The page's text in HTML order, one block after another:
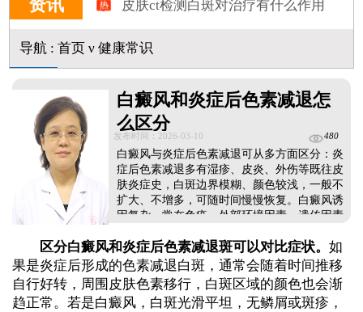
资讯
白斑摸着光滑边界清晰有可能是哪种皮肤病
导航: 首页ν 健康常识
白癜风和炎症后色素减退怎
么区分
发布时间：2026-03-10 480
白癜风与炎症后色素减退可从多方面区分：炎
症后色素减退多有湿疹、皮炎、外伤等既往皮
肤炎症史，白斑边界模糊、颜色较浅，一般不
扩大、不增多，可随时间慢慢恢复。白癜风诱
因复杂，常在免疫、外部环境因素、遗传因素
表面光滑无鳞屑，易扩散蔓延。伍德灯检查下
白癜风通常呈现亮白色荧光，色素减退斑多为
暗白色或无明显荧光。出现白斑建议及时检查
确诊，避免混淆耽误病情。...
区分白癜风和炎症后色素减退斑可以对比症状。 如
果是炎症后形成的色素减退白斑，通常会随着时间推移
自行好转，周围皮肤色素移行，白斑区域的颜色也会渐
趋正常。若是白癜风，白斑光滑平坦，无鳞屑或斑疹，